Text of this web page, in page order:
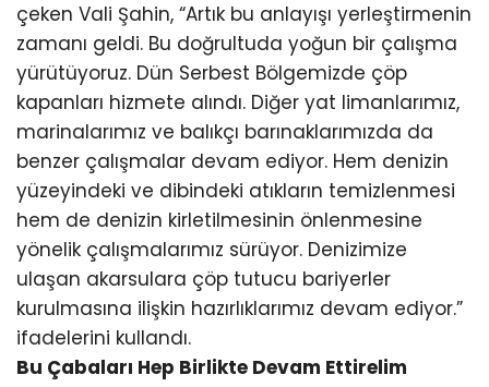
çeken Vali Şahin, “Artık bu anlayışı yerleştirmenin
zamanı geldi. Bu doğrultuda yoğun bir çalışma
yürütüyoruz. Dün Serbest Bölgemizde çöp
kapanları hizmete alındı. Diğer yat limanlarımız,
marinalarımız ve balıkçı barınaklarımızda da
benzer çalışmalar devam ediyor. Hem denizin
yüzeyindeki ve dibindeki atıkların temizlenmesi
hem de denizin kirletilmesinin önlenmesine
yönelik çalışmalarımız sürüyor. Denizimize
ulaşan akarsulara çöp tutucu bariyerler
kurulmasına ilişkin hazırlıklarımız devam ediyor.”
ifadelerini kullandı.
Bu Çabaları Hep Birlikte Devam Ettirelim